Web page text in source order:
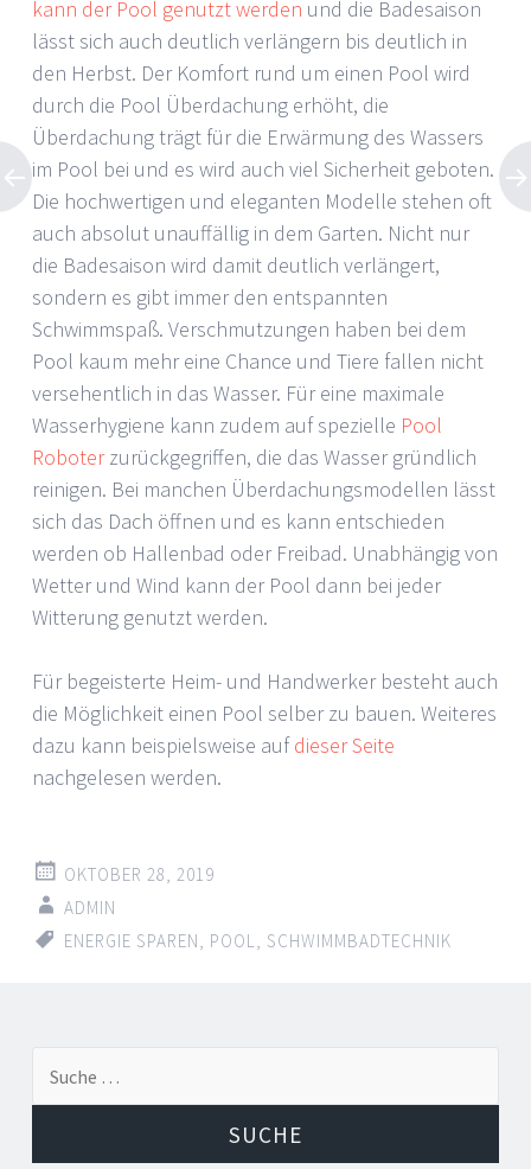
kann der Pool genutzt werden und die Badesaison
lässt sich auch deutlich verlängern bis deutlich in
den Herbst. Der Komfort rund um einen Pool wird
durch die Pool Überdachung erhöht, die
Überdachung trägt für die Erwärmung des Wassers
im Pool bei und es wird auch viel Sicherheit geboten.
Die hochwertigen und eleganten Modelle stehen oft
auch absolut unauffällig in dem Garten. Nicht nur
die Badesaison wird damit deutlich verlängert,
sondern es gibt immer den entspannten
Schwimmspaß. Verschmutzungen haben bei dem
Pool kaum mehr eine Chance und Tiere fallen nicht
versehentlich in das Wasser. Für eine maximale
Wasserhygiene kann zudem auf spezielle Pool
Roboterzurückgegriffen, die das Wasser gründlich
reinigen. Bei manchen Überdachungsmodellen lässt
sich das Dach öffnen und es kann entschieden
werden ob Hallenbad oder Freibad. Unabhängig von
Wetter und Wind kann der Pool dann bei jeder
Witterung genutzt werden.
Für begeisterte Heim- und Handwerker besteht auch
die Möglichkeit einen Pool selber zu bauen. Weiteres
dazu kann beispielsweise aufdieser Seite
nachgelesen werden.
OKTOBER 28, 2019
ADMIN
ENERGIE SPAREN, POOL, SCHWIMMBADTECHNIK
Artikel-
Navigation